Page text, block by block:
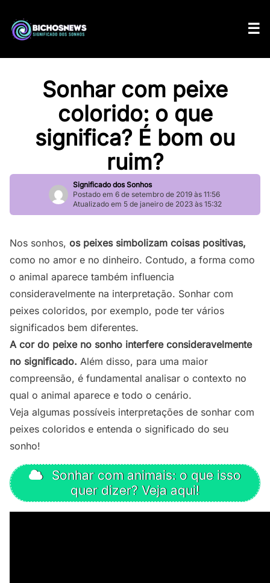
Sonhar com peixe
colorido: o que
significa? É bom ou
ruim?
Significado dos Sonhos
Postado em 6 de setembro de 2019 às 11:56
Atualizado em 5 de janeiro de 2023 às 15:32
Nos sonhos, os peixes simbolizam coisas positivas,
como no amor e no dinheiro. Contudo, a forma como
o animal aparece também influencia
consideravelmente na interpretação. Sonhar com
peixes coloridos, por exemplo, pode ter vários
significados bem diferentes.
A cor do peixe no sonho interfere consideravelmente
no significado. Além disso, para uma maior
compreensão, é fundamental analisar o contexto no
qual o animal aparece e todo o cenário.
Veja algumas possíveis interpretações de sonhar com
peixes coloridos e entenda o significado do seu
sonho!
Sonhar com animais: o que isso
quer dizer? Veja aqui!